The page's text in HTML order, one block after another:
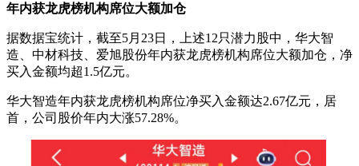
年内获龙虎榜机构席位大额加仓
据数据宝统计，截至5月23日，上述12只潜力股中，华大智
造、中材科技、爱旭股份年内获龙虎榜机构席位大额加仓，净
买入金额均超1.5亿元。
华大智造年内获龙虎榜机构席位净买入金额达2.67亿元，居
首，公司股价年内大涨57.28%。